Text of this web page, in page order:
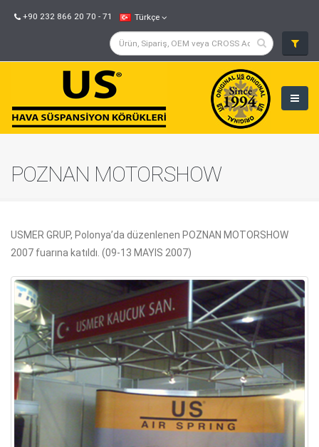
+90 232 866 20 70 - 71 Türkçe
POZNAN MOTORSHOW
USMER GRUP, Polonya’da düzenlenen POZNAN MOTORSHOW
2007 fuarına katıldı. (09-13 MAYIS 2007)